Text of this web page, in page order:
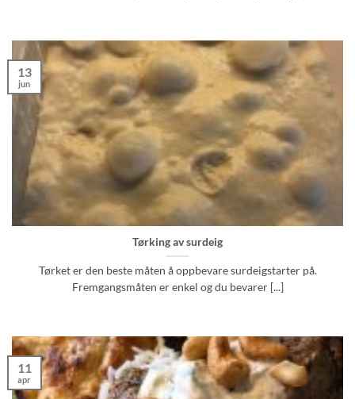
Tørking av surdeig
Tørket er den beste måten å oppbevare surdeigstarter på.
Fremgangsmåten er enkel og du bevarer [...]
13
jun
11
apr